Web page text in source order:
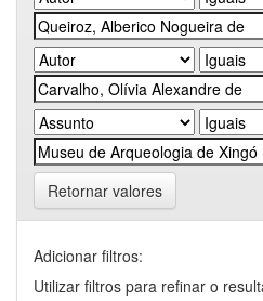
Retornar valores
Adicionar filtros:
Utilizar filtros para refinar o